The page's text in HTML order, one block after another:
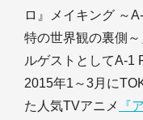
ロ』メイキング ～
特の世界観の裏側
ルゲストとしてA-1
2015年1～3月に
た人気TVアニメ
『